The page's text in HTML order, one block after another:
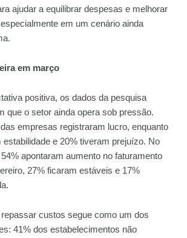
ajudar a equilibrar despesas e melhorar
em um cenário ainda
em março
positiva, os dados da pesquisa
que o setor ainda opera sob pressão.
empresas registraram lucro, enquanto
estabilidade e 20% tiveram prejuízo. No
apontaram aumento no faturamento
27% ficaram estáveis e 17%
custos segue como um dos
41% dos estabelecimentos não